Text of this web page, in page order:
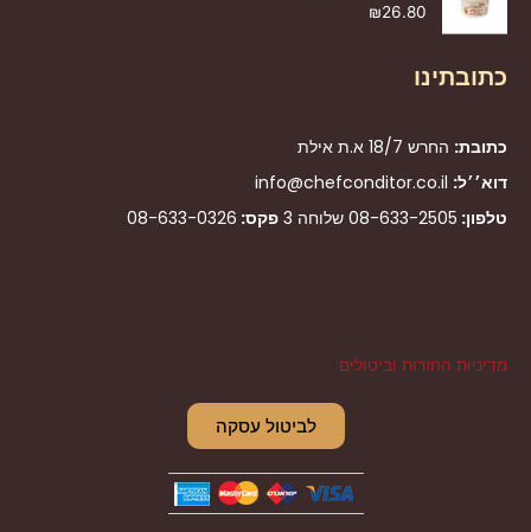
₪26.80
כתובתינו
כתובת: החרש 18/7 א.ת אילת
דוא׳׳ל: info@chefconditor.co.il
טלפון: 08-633-2505 שלוחה 3 פקס: 08-633-0326
מדיניות החזרות וביטולים
לביטול עסקה